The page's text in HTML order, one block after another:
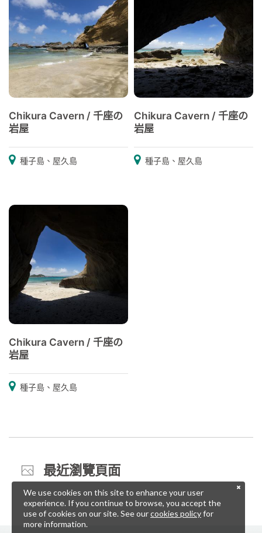
Chikura Cavern / 千座の
岩屋
種子島、屋久島
Chikura Cavern / 千座の
岩屋
種子島、屋久島
Chikura Cavern / 千座の
岩屋
種子島、屋久島
最近瀏覽頁面
We use cookies on this site to enhance your user
experience. If you continue to browse, you accept the
use of cookies on our site. See ourcookies policyfor
more information.